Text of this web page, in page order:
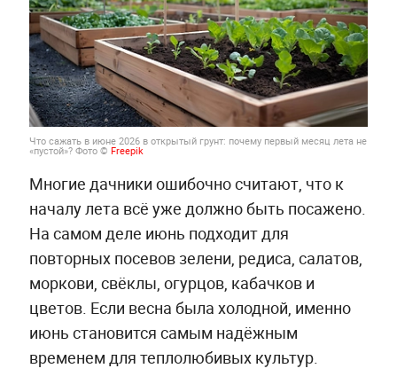
Что сажать в июне 2026 в открытый грунт: почему первый месяц лета не
«пустой»? Фото © Freepik
Многие дачники ошибочно считают, что к
началу лета всё уже должно быть посажено.
На самом деле июнь подходит для
повторных посевов зелени, редиса, салатов,
моркови, свёклы, огурцов, кабачков и
цветов. Если весна была холодной, именно
июнь становится самым надёжным
временем для теплолюбивых культур.